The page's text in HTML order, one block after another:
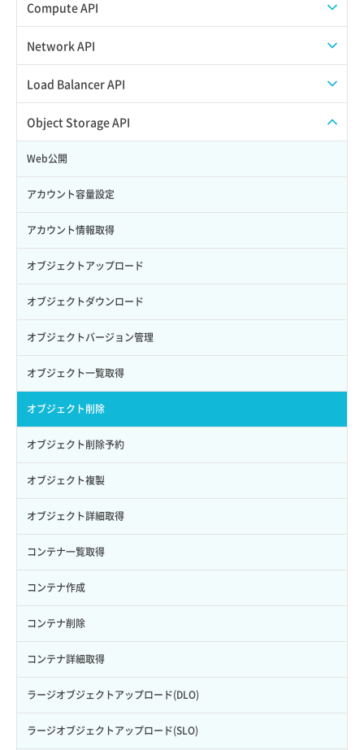
サブユーザーにロールを紐づけ
サブユーザー一覧取得
サブユーザー作成
サブユーザー削除
サブユーザー更新
サブユーザー詳細取得
トークン発行
パーミッション一覧取得
ロールからパーミッションを紐づけ解除
ロールにパーミッションを紐づけ
ロール一覧取得
ロール作成
ロール削除
ロール更新
ロール詳細取得
スナップショット作成
スナップショット削除
スナップショット詳細取得（アイテム指定）
バックアップリストア
バックアップ一覧取得
バックアップ詳細一覧取得
バックアップ詳細取得
ボリュームイメージ保存
ボリュームタイプ一覧取得
ボリュームタイプ詳細取得
ボリューム一覧取得
ボリューム作成
ボリューム削除
ボリューム更新
ボリューム詳細一覧取得
ボリューム詳細取得
自動バックアップ有効化
自動バックアップ無効化
ISOイメージアップロード
ISOイメージ作成
イメージ一覧取得
Compute API
ISOイメージ挿入/排出
SSHキーペア一覧取得
SSHキーペア作成
SSHキーペア削除
SSHキーペア詳細取得
アタッチ済みポート一覧取得
アタッチ済みポート詳細取得
アタッチ済みボリューム一覧
アタッチ済みボリューム詳細取得
コンソールURL発行
サーバーに紐づくアドレス取得
サーバーに紐づくアドレス取得（ネットワーク指定）
サーバーに紐づくセキュリティグループ取得
サーバープラン一覧取得
サーバープラン変更
サーバープラン詳細一覧取得
サーバープラン詳細取得
サーバーメタデータ取得
サーバーメタデータ更新（ネームタグ変更）
サーバー一覧取得
Network API
QoSポリシー一覧取得
QoSポリシー詳細取得
サブネット一覧取得
サブネット作成（ローカルネットワーク用）
サブネット削除（ローカルネットワーク用）
サブネット詳細取得
セキュリティグループ ルール一覧取得
セキュリティグループ ルール作成
セキュリティグループ ルール削除
セキュリティグループ ルール詳細取得
セキュリティグループ一覧取得
セキュリティグループ作成
セキュリティグループ削除
セキュリティグループ更新
セキュリティグループ詳細取得
ネットワーク一覧取得
ネットワーク作成（ローカルネットワーク用）
ネットワーク削除（ローカルネットワーク用）
ネットワーク詳細取得
Load Balancer API
プール一覧取得
プール作成
プール削除
プール更新
プール詳細取得
ヘルスモニタ一覧取得
ヘルスモニタ作成
ヘルスモニタ削除
ヘルスモニタ更新
ヘルスモニタ詳細取得
メンバー一覧
メンバー削除
メンバー更新
メンバー詳細取得
メンバー追加
リスナー一覧取得
リスナー作成
リスナー削除
Object Storage API
Web公開
アカウント容量設定
アカウント情報取得
オブジェクトアップロード
オブジェクトダウンロード
オブジェクトバージョン管理
オブジェクト一覧取得
オブジェクト削除
オブジェクト削除予約
オブジェクト複製
オブジェクト詳細取得
コンテナ一覧取得
コンテナ作成
コンテナ削除
コンテナ詳細取得
ラージオブジェクトアップロード(DLO)
ラージオブジェクトアップロード(SLO)